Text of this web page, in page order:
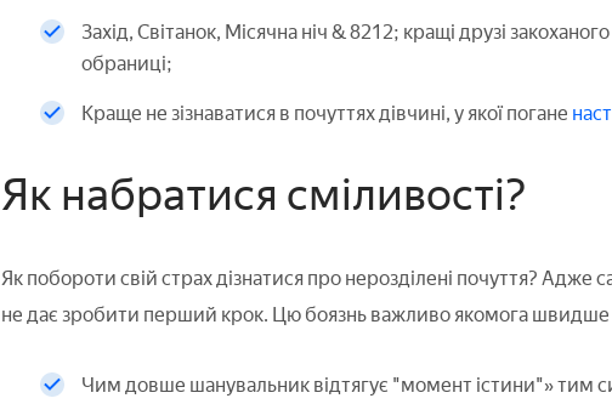
Захід, Світанок, Місячна ніч & 8212; кращі друзі
обраниці;
Краще не зізнаватися в почуттях дівчині, у якої погане
Як набратися сміливості?
Як побороти свій страх дізнатися про нерозділені почуття? Адже
не дає зробити перший крок. Цю боязнь важливо якомога
Чим довше шанувальник відтягує "момент істини"» тим